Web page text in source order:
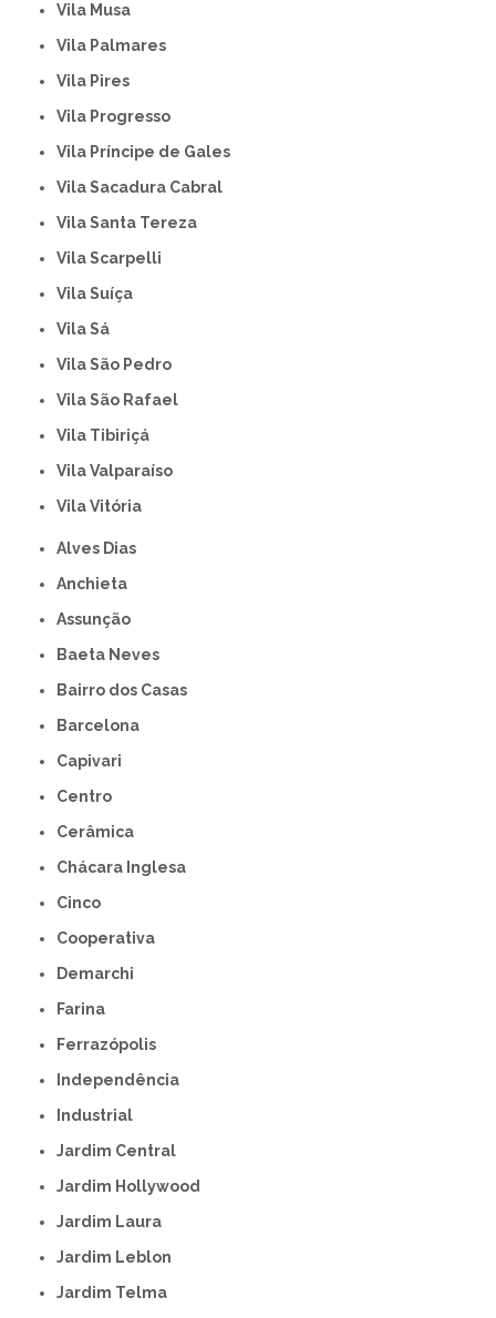
Vila Musa
Vila Palmares
Vila Pires
Vila Progresso
Vila Príncipe de Gales
Vila Sacadura Cabral
Vila Santa Tereza
Vila Scarpelli
Vila Suíça
Vila Sá
Vila São Pedro
Vila São Rafael
Vila Tibiriçá
Vila Valparaíso
Vila Vitória
Alves Dias
Anchieta
Assunção
Baeta Neves
Bairro dos Casas
Barcelona
Capivari
Centro
Cerâmica
Chácara Inglesa
Cinco
Cooperativa
Demarchi
Farina
Ferrazópolis
Independência
Industrial
Jardim Central
Jardim Hollywood
Jardim Laura
Jardim Leblon
Jardim Telma